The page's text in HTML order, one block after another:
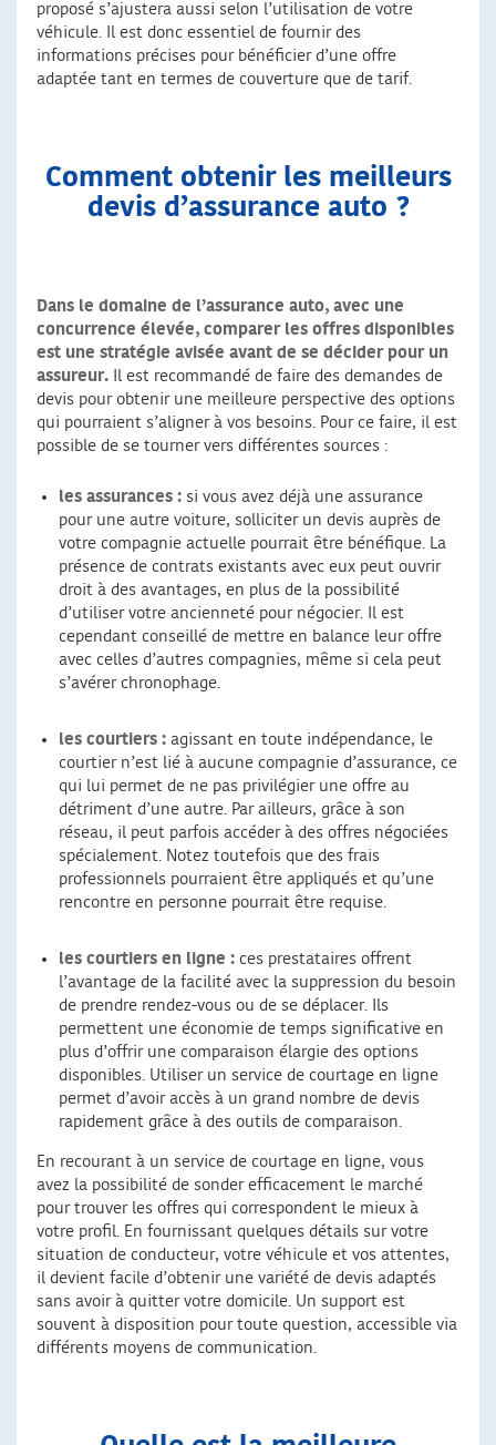
proposé s’ajustera aussi selon l’utilisation de votre
véhicule. Il est donc essentiel de fournir des
informations précises pour bénéficier d’une offre
adaptée tant en termes de couverture que de tarif.
Comment obtenir les meilleurs
devis d’assurance auto ?
Dans le domaine de l’assurance auto, avec une
concurrence élevée, comparer les offres disponibles
est une stratégie avisée avant de se décider pour un
assureur. Il est recommandé de faire des demandes de
devis pour obtenir une meilleure perspective des options
qui pourraient s’aligner à vos besoins. Pour ce faire, il est
possible de se tourner vers différentes sources :
les assurances : si vous avez déjà une assurance
pour une autre voiture, solliciter un devis auprès de
votre compagnie actuelle pourrait être bénéfique. La
présence de contrats existants avec eux peut ouvrir
droit à des avantages, en plus de la possibilité
d’utiliser votre ancienneté pour négocier. Il est
cependant conseillé de mettre en balance leur offre
avec celles d’autres compagnies, même si cela peut
s’avérer chronophage.
les courtiers : agissant en toute indépendance, le
courtier n’est lié à aucune compagnie d’assurance, ce
qui lui permet de ne pas privilégier une offre au
détriment d’une autre. Par ailleurs, grâce à son
réseau, il peut parfois accéder à des offres négociées
spécialement. Notez toutefois que des frais
professionnels pourraient être appliqués et qu’une
rencontre en personne pourrait être requise.
les courtiers en ligne : ces prestataires offrent
l’avantage de la facilité avec la suppression du besoin
de prendre rendez-vous ou de se déplacer. Ils
permettent une économie de temps significative en
plus d’offrir une comparaison élargie des options
disponibles. Utiliser un service de courtage en ligne
permet d’avoir accès à un grand nombre de devis
rapidement grâce à des outils de comparaison.
En recourant à un service de courtage en ligne, vous
avez la possibilité de sonder efficacement le marché
pour trouver les offres qui correspondent le mieux à
votre profil. En fournissant quelques détails sur votre
situation de conducteur, votre véhicule et vos attentes,
il devient facile d’obtenir une variété de devis adaptés
sans avoir à quitter votre domicile. Un support est
souvent à disposition pour toute question, accessible via
différents moyens de communication.